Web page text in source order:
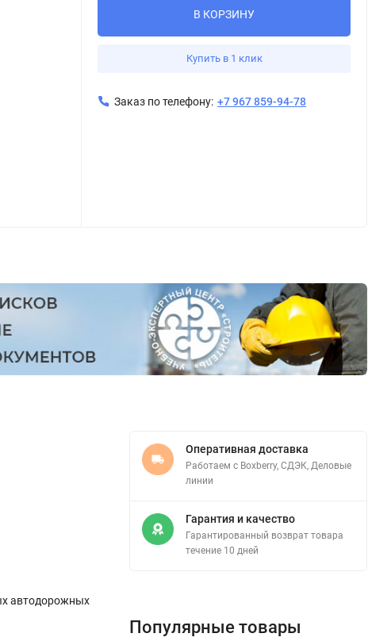
В КОРЗИНУ
Купить в 1 клик
Заказ по телефону: +7 967 859-94-78
автодорожных
Оперативная доставка
Работаем с Boxberry, СДЭК, Деловые
линии
Гарантия и качество
Гарантированный возврат товара
течение 10 дней
Популярные товары